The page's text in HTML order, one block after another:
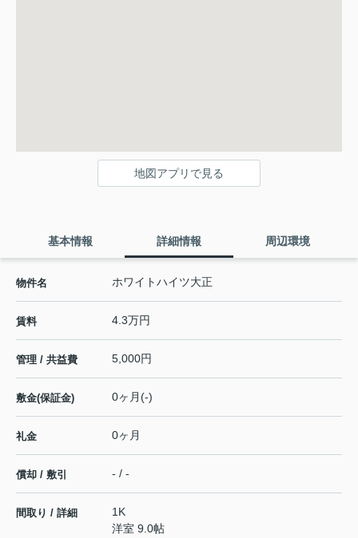
地図アプリで見る
基本情報 詳細情報 周辺環境
物件名 ホワイトハイツ大正
賃料 4.3万円
管理 / 共益費 5,000円
敷金(保証金) 0ヶ月(-)
礼金 0ヶ月
償却 / 敷引 - / -
間取り / 詳細
1K
洋室 9.0帖